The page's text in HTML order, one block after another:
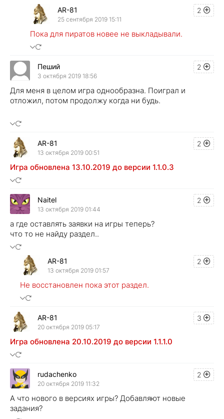
2
AR-81
25 сентября 2019 15:11
Пока для пиратов новее не выкладывали.
2
Пеший
3 октября 2019 18:56
Для меня в целом игра однообразна. Поиграл и
отложил, потом продолжу когда ни будь.
2
AR-81
13 октября 2019 00:51
Игра обновлена 13.10.2019 до версии 1.1.0.3
2
Naitel
13 октября 2019 01:44
а где оставлять заявки на игры теперь?
что то не найду раздел..
2
AR-81
13 октября 2019 01:57
Не восстановлен пока этот раздел.
3
AR-81
20 октября 2019 05:17
Игра обновлена 20.10.2019 до версии 1.1.1.0
2
rudachenko
20 октября 2019 11:32
А что нового в версиях игры? Добавляют новые
задания?